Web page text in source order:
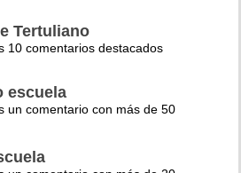
Tertuliano
10 comentarios destacados
escuela
un comentario con más de 50